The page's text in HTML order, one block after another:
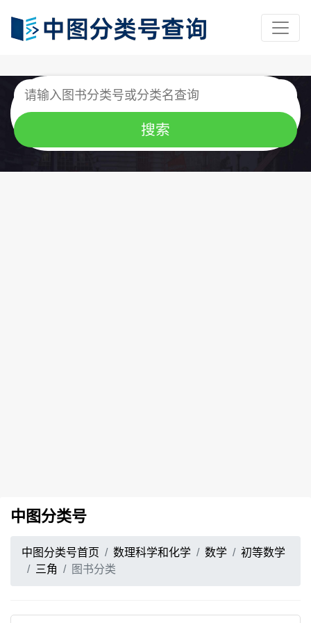
中图分类号
中图分类号首页 数理科学和化学 数学
初等数学
三角
图书分类